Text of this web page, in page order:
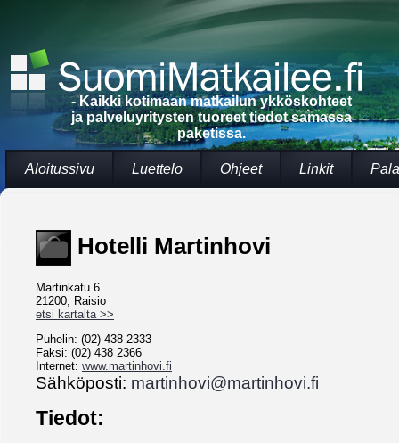
- Kaikki kotimaan matkailun ykköskohteet
ja palveluyritysten tuoreet tiedot samassa
paketissa.
Aloitussivu Luettelo Ohjeet Linkit
Hotelli Martinhovi
Martinkatu 6
21200, Raisio
etsi kartalta >>
Puhelin: (02) 438 2333
Faksi: (02) 438 2366
Internet: www.martinhovi.fi
Sähköposti: martinhovi@martinhovi.fi
Tiedot: